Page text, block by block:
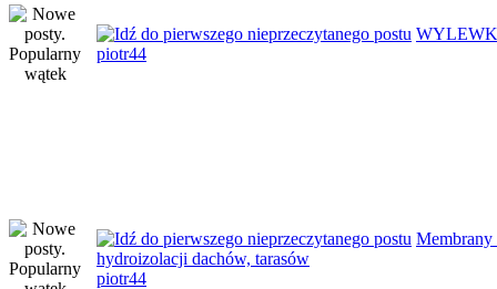
piotr44
Membrany
hydroizolacji dachów, tarasów
piotr44